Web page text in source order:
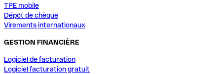
TPE mobile
Dépôt de chèque
Virements internationaux
GESTION FINANCIÈRE
Logiciel de facturation
Logiciel facturation gratuit